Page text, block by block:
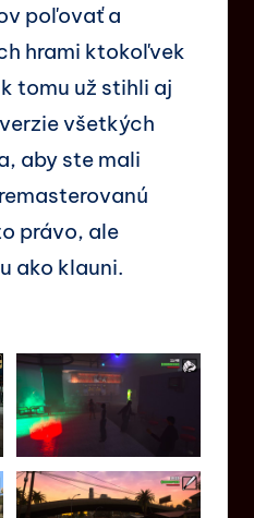
poľovať a
hrami ktokoľvek
tomu už stihli aj
všetkých
aby ste mali
právo, ale
ako klauni.